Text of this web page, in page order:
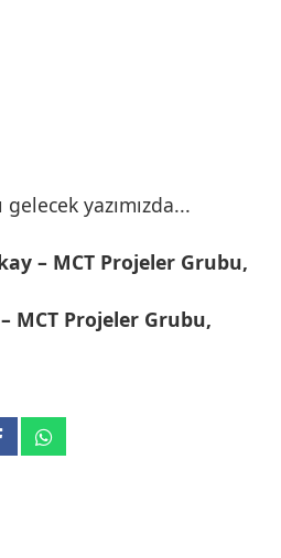
yazımızda...
– MCT Projeler Grubu,
MCT Projeler Grubu,